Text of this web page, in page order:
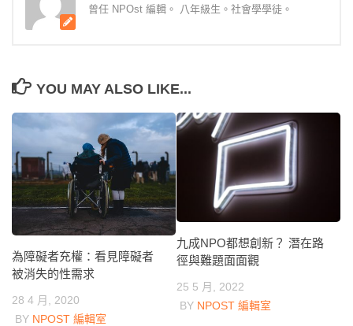
曾任 NPOst 編輯。 八年級生。社會學學徒。
YOU MAY ALSO LIKE...
為障礙者充權：看見障礙者
被消失的性需求
28 4 月, 2020
BY NPOST 編輯室
九成NPO都想創新？ 潛在路
徑與難題面面觀
25 5 月, 2022
BY NPOST 編輯室